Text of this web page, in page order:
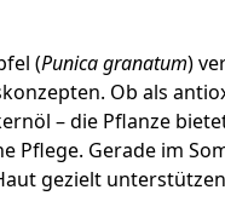
(Punica granatum)
Ob als
– die Pflanze
Pflege. Gerade im
gezielt